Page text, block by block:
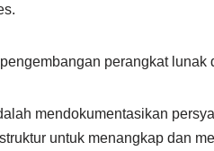
perangkat lunak
mendokumentasikan
untuk menangkap dan